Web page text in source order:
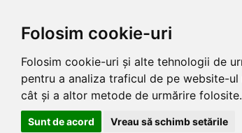
Folosim cookie-uri
Folosim cookie-uri și alte tehnologii de
pentru a analiza traficul de pe website-
cât și a altor metode de urmărire folosite.
Sunt de acord Vreau să schimb setările